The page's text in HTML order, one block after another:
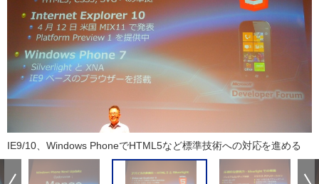
IE9/10、Windows PhoneでHTML5など標準技術への対応を進める